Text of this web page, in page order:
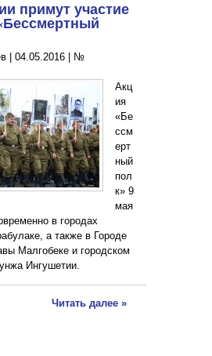
примут участие
| 04.05.2016 | №
Акц
ия
«Бе
ссм
ерт
ный
пол
к» 9
мая
в городах
а также в Городе
Малгобеке и городском
Ингушетии.
Читать далее »